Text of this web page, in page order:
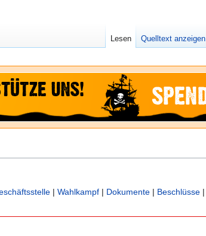
| Wahlkampf | Dokumente | Beschlüsse |
Lesen Quelltext anzeigen